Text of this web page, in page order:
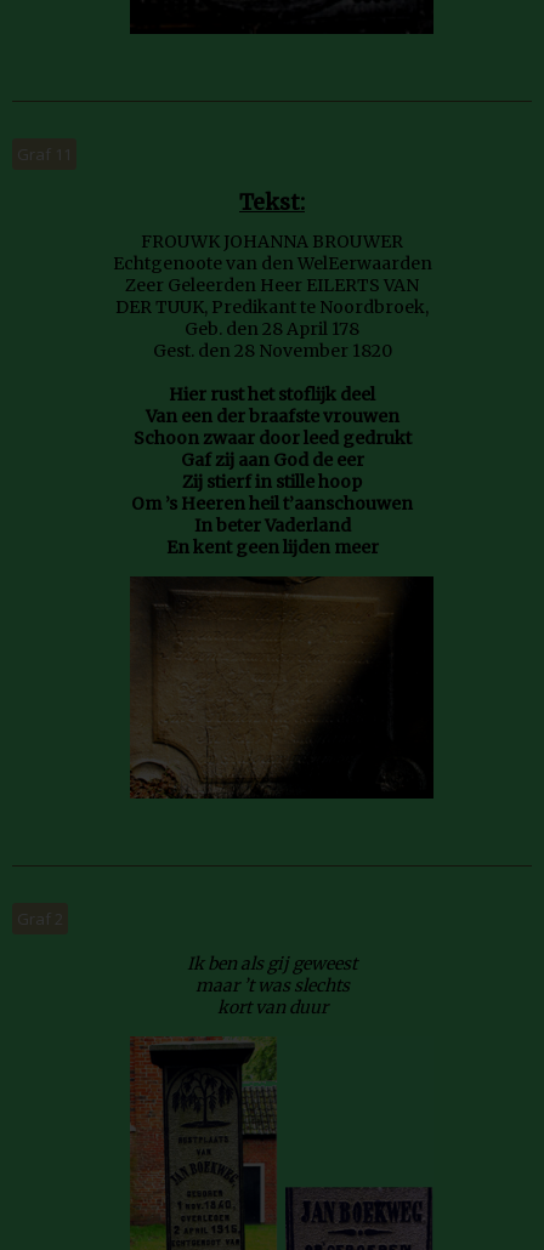
Graf 11
Tekst:
FROUWK JOHANNA BROUWER
Echtgenoote van den WelEerwaarden
Zeer Geleerden Heer EILERTS VAN
DER TUUK, Predikant te Noordbroek,
Geb. den 28 April 178
Gest. den 28 November 1820
Hier rust het stoflijk deel
Van een der braafste vrouwen
Schoon zwaar door leed gedrukt
Gaf zij aan God de eer
Zij stierf in stille hoop
Om ’s Heeren heil t’aanschouwen
In beter Vaderland
En kent geen lijden meer
Graf 2
Ik ben als gij geweest
maar ’t was slechts
kort van duur